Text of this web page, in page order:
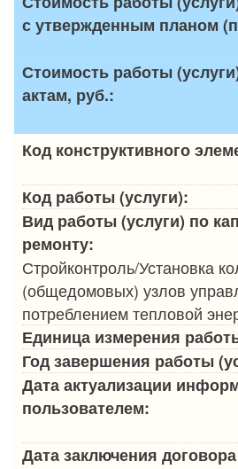
с утвержденным планом
Стоимость работы
актам, руб.:
Код конструктивного
Код работы (услуги):
Вид работы (услуги) по
ремонту:
Стройконтроль/Установка
(общедомовых) узлов
потреблением тепловой
Единица измерения
Год завершения работы
Дата актуализации
пользователем:
Дата заключения